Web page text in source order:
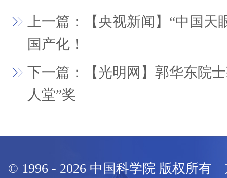
上一篇：【央视新闻】“中国
国产化！
下一篇：【光明网】郭华东院
人堂”奖
© 1996 - 2026 中国科学院 版权所有